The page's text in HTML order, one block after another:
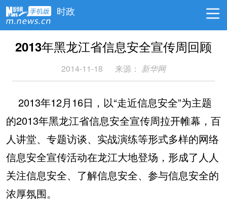
时政
2013年黑龙江省信息安全宣传周回顾
2014-11-18 来源： 新华网
2013年12月16日，以“走近信息安全”为主题
的2013年黑龙江省信息安全宣传周拉开帷幕，百
人讲堂、专题访谈、实战演练等形式多样的网络
信息安全宣传活动在龙江大地登场，形成了人人
关注信息安全、了解信息安全、参与信息安全的
浓厚氛围。